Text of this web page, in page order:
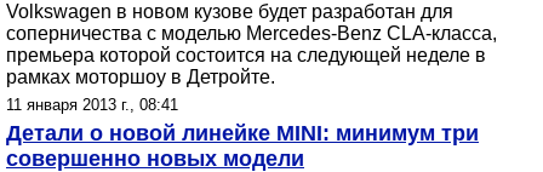
Volkswagen в новом кузове будет разработан для
соперничества с моделью Mercedes-Benz CLA-класса,
премьера которой состоится на следующей неделе в
рамках моторшоу в Детройте.
11 января 2013 г., 08:41
Детали о новой линейке MINI: минимум три
совершенно новых модели